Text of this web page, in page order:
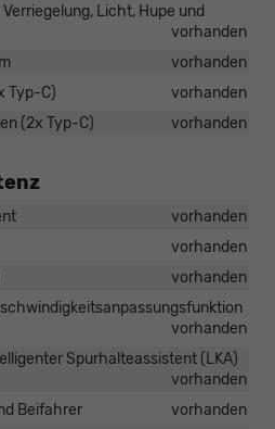
Licht, Hupe und
vorhanden
vorhanden
Typ-C)
vorhanden
(2x Typ-C)
vorhanden
vorhanden
vorhanden
vorhanden
vorhanden
Spurhalteassistent (LKA)
vorhanden
Beifahrer
vorhanden